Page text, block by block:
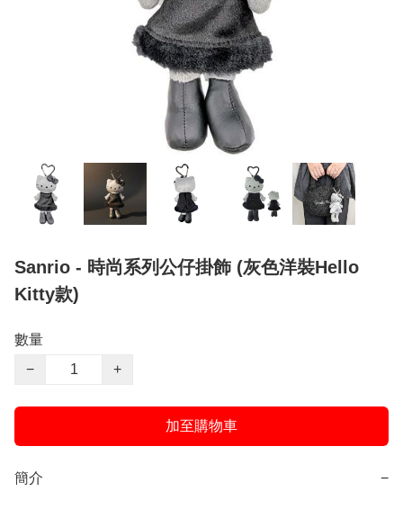
Sanrio - 時尚系列公仔掛飾 (灰色洋裝Hello
Kitty款)
數量
−
+
加至購物車
簡介 −